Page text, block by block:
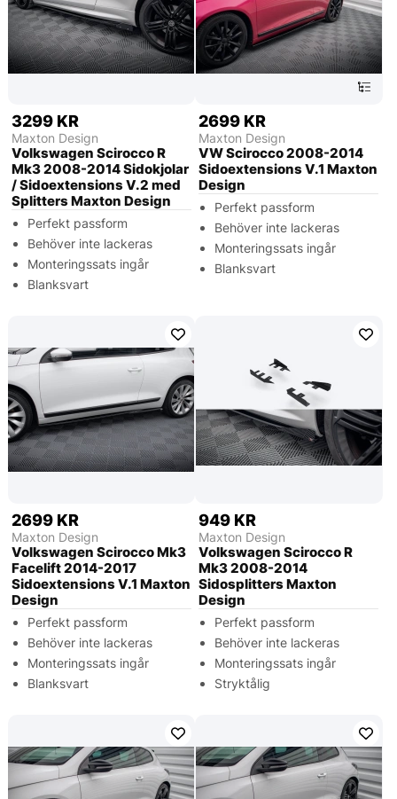
3299 KR
Maxton Design
Volkswagen Scirocco R
Mk3 2008-2014 Sidokjolar
/ Sidoextensions V.2 med
Splitters Maxton Design
Perfekt passform
Behöver inte lackeras
Monteringssats ingår
Blanksvart
2699 KR
Maxton Design
VW Scirocco 2008-2014
Sidoextensions V.1 Maxton
Design
Perfekt passform
Behöver inte lackeras
Monteringssats ingår
Blanksvart
2699 KR
Maxton Design
Volkswagen Scirocco Mk3
Facelift 2014-2017
Sidoextensions V.1 Maxton
Design
Perfekt passform
Behöver inte lackeras
Monteringssats ingår
Blanksvart
949 KR
Maxton Design
Volkswagen Scirocco R
Mk3 2008-2014
Sidosplitters Maxton
Design
Perfekt passform
Behöver inte lackeras
Monteringssats ingår
Stryktålig